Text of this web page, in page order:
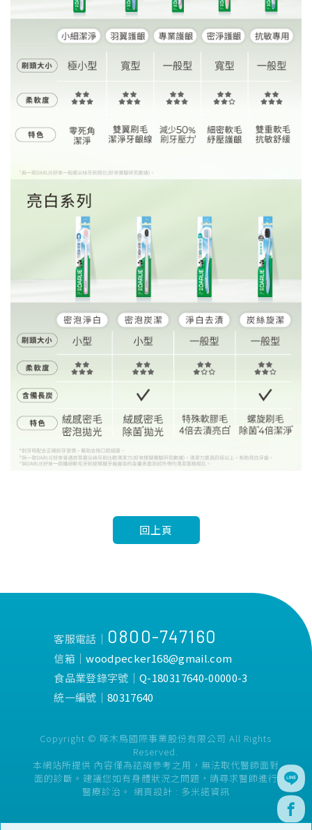
回上頁
客服電話│ 0800-747160
信箱│woodpecker168@gmail.com
食品業登錄字號│Q-180317640-00000-3
統一編號│80317640
Copyright © 啄木鳥國際事業股份有限公司 All Rights
Reserved.
本網站所提供 內容僅為諮詢參考之用，無法取代醫師面對
面的診斷。建議您如有身體狀況之問題，請尋求醫師進行
醫療診治。 網頁設計 : 多米諾資訊